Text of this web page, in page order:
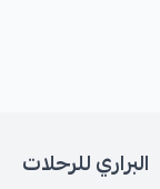
البراري للرحلات